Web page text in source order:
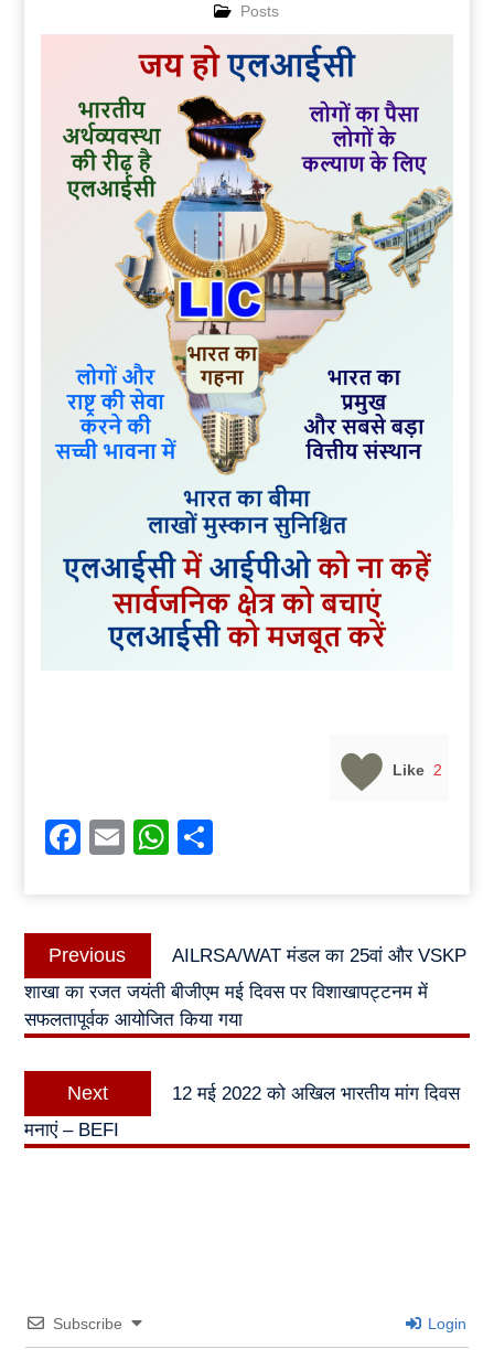
Posts
Like 2
Facebook
EmailWhatsApp
Post
navigation
Previous
post:
AILRSA/WAT मंडल का 25वां और VSKP
शाखा का रजत जयंती बीजीएम मई दिवस पर विशाखापट्टनम में
सफलतापूर्वक आयोजित किया गया
Next
post:
12 मई 2022 को अखिल भारतीय मांग दिवस
मनाएं – BEFI
Subscribe Login